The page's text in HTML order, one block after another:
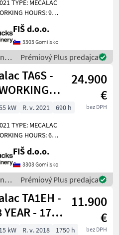
TYPE: MECALAC
HOURS: 905
DIESEL PERKINS -
DRIVE
GEARBOX
SLOW MOVING
DUMPER
4
FIŠ d.o.o.
3303 Gomilsko
/
Prémiový Plus predajca
TA6S -
- 2021
24.900
€
bez DPH
kW R. v. 2021
690 h
TYPE: MECALAC
HOURS: 690
DIESEL PERKINS -
DRIVE
GEARBOX
SLOW MOVING
DUMPER
4
FIŠ d.o.o.
3303 Gomilsko
/
Prémiový Plus predajca
TA1EH -
YEAR - 1750
11.900
€
bez DPH
kW R. v. 2018
1750 h